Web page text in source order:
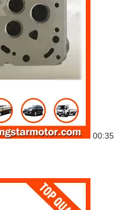
00:35